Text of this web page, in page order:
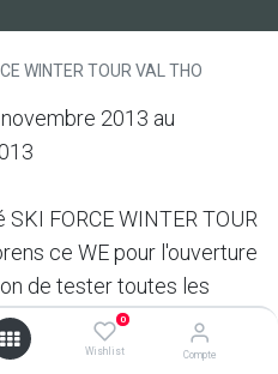
0
Wishlist Compte
WINTER TOUR VAL THO
2013 au
FORCE WINTER TOUR
ce WE pour l'ouverture
de tester toutes les
plupart des grosses
et la neige annoncée ... A